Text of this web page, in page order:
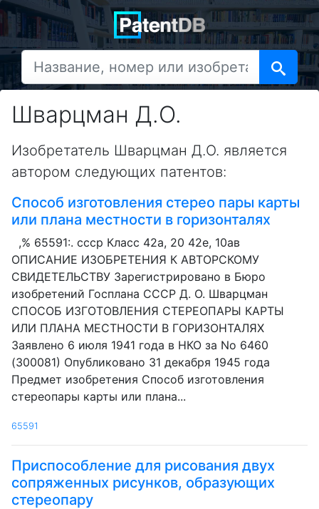
Шварцман Д.О.
Изобретатель Шварцман Д.О. является
автором следующих патентов:
Способ изготовления стерео пары карты
или плана местности в горизонталях
,% 65591:. ссср Класс 42а, 20 42е, 10ав
ОПИСАНИЕ ИЗОБРЕТЕНИЯ К АВТОРСКОМУ
СВИДЕТЕЛЬСТВУ Зарегистрировано в Бюро
изобретений Госплана СССР Д. О. Шварцман
СПОСОБ ИЗГОТОВЛЕНИЯ СТЕРЕОПАРЫ КАРТЫ
ИЛИ ПЛАНА МЕСТНОСТИ В ГОРИЗОНТАЛЯХ
Заявлено 6 июля 1941 года в НКО за No 6460
(300081) Опубликовано 31 декабря 1945 года
Предмет изобретения Способ изготовления
стереопары карты или плана...
65591
Приспособление для рисования двух
сопряженных рисунков, образующих
стереопару